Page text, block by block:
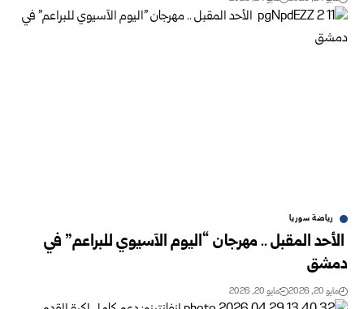
رياضة سوريا
‏ الأحد المقبل .. مهرجان “اليوم الآسيوي للبراعم” في
دمشق
مايو 20, 2026 مايو 20, 2026